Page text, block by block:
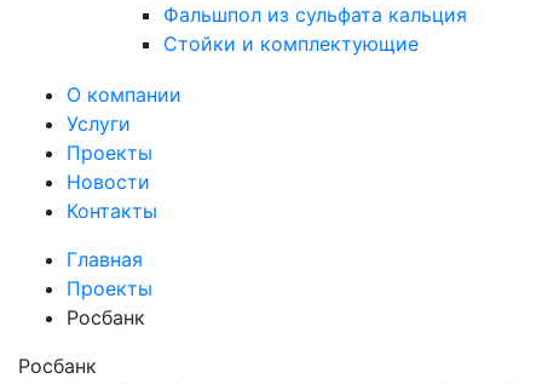
Фальшпол из сульфата кальция
Стойки и комплектующие
О компании
Услуги
Проекты
Новости
Контакты
Главная
Проекты
Росбанк
Росбанк